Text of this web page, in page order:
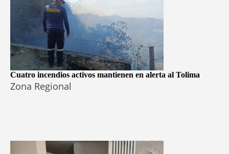
Cuatro incendios activos mantienen en alerta al Tolima
Zona Regional